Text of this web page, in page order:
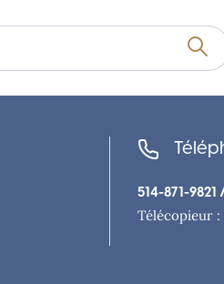
514-871-9821
Télécopieur :